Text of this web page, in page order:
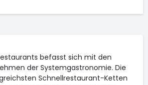
befasst sich mit den
der Systemgastronomie. Die
Schnellrestaurant-Ketten